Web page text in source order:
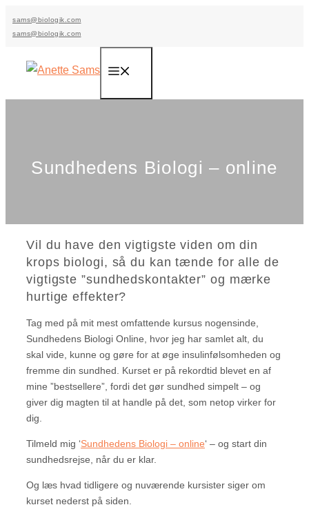
sams@biologik.com
sams@biologik.com
Sundhedens Biologi – online
Vil du have den vigtigste viden om din
krops biologi, så du kan tænde for alle de
vigtigste ”sundhedskontakter” og mærke
hurtige effekter?
Tag med på mit mest omfattende kursus nogensinde,
Sundhedens Biologi Online, hvor jeg har samlet alt, du
skal vide, kunne og gøre for at øge insulinfølsomheden og
fremme din sundhed. Kurset er på rekordtid blevet en af
mine ”bestsellere”, fordi det gør sundhed simpelt – og
giver dig magten til at handle på det, som netop virker for
dig.
Tilmeld mig ‘Sundhedens Biologi – online‘ – og start din
sundhedsrejse, når du er klar.
Og læs hvad tidligere og nuværende kursister siger om
kurset nederst på siden.